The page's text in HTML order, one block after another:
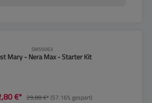
SW55063
Mary - Nera Max - Starter Kit
€* 29,88 €*(57.16% gespart)